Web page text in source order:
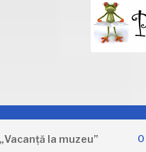
la muzeu” O ZI AGO